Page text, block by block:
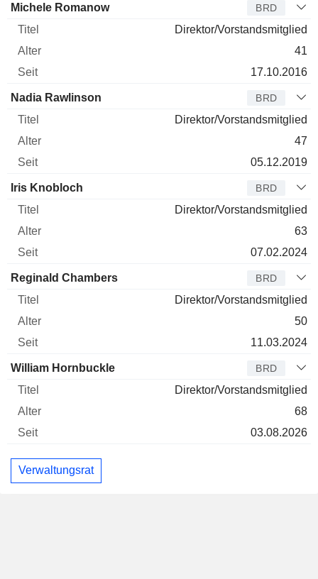
Michele Romanow BRD
Direktor/Vorstandsmitglied
41
17.10.2016
Nadia Rawlinson BRD
Direktor/Vorstandsmitglied
47
05.12.2019
Iris Knobloch BRD
Direktor/Vorstandsmitglied
63
07.02.2024
Reginald Chambers BRD
Direktor/Vorstandsmitglied
50
11.03.2024
William Hornbuckle BRD
Direktor/Vorstandsmitglied
68
03.08.2026
Verwaltungsrat